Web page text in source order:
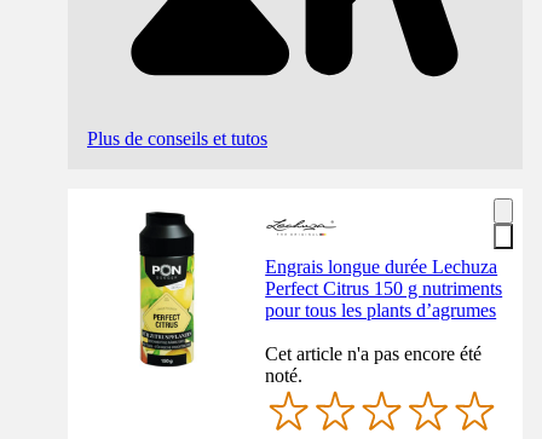
Plus de conseils et tutos
Engrais longue durée Lechuza
Perfect Citrus 150 g nutriments
pour tous les plants d’agrumes
Cet article n'a pas encore été
noté.